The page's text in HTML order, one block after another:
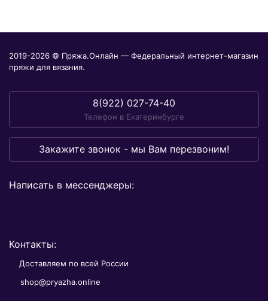
2019-2026 © Пряжа.Онлайн — Федеральный интернет-магазин
пряжи для вязания.
8(922) 027-74-40
Телефон в Екатеринбурге
Закажите звонок - мы Вам перезвоним!
Написать в мессенджеры:
Контакты:
Доставляем по всей России
shop@pryazha.online